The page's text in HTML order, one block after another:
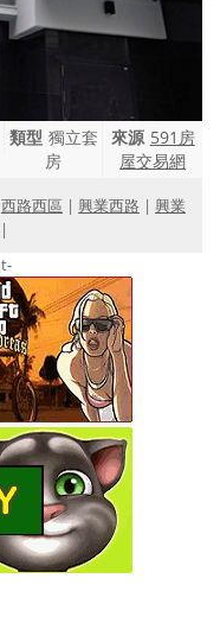
類型 獨立套
房
來源 591房
屋交易網
西路西區 | 興業西路 | 興業
|